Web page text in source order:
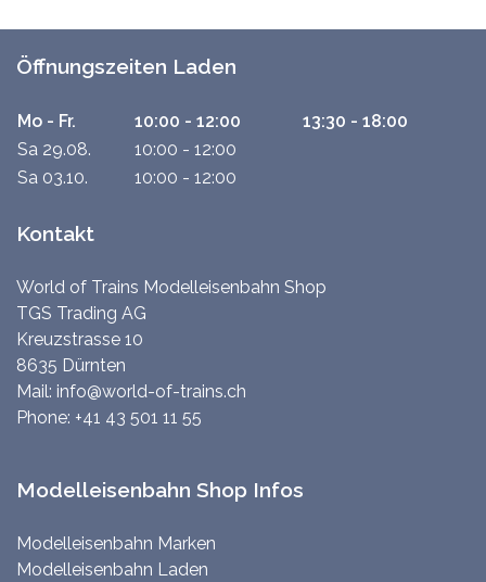
Öffnungszeiten Laden
Mo - Fr. 10:00 - 12:00
13:30 - 18:00
Sa 29.08.
10:00 - 12:00
Sa 03.10.
10:00 - 12:00
Kontakt
World of Trains Modelleisenbahn Shop
TGS Trading AG
Kreuzstrasse 10
8635 Dürnten
Mail: info@world-of-trains.ch
Phone: +41 43 501 11 55
Modelleisenbahn Shop Infos
Modelleisenbahn Marken
Modelleisenbahn Laden